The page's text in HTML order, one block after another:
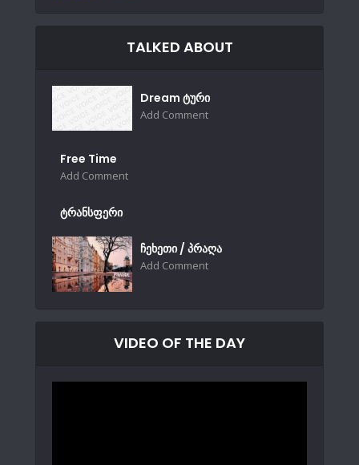
TALKED ABOUT
Dream ტური
Add Comment
Free Time
Add Comment
ტრანსფერი
ჩეხეთი / პრაღა
Add Comment
VIDEO OF THE DAY